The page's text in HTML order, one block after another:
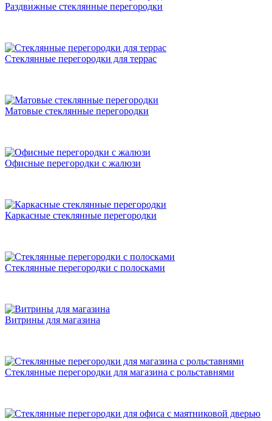
Раздвижные стеклянные перегородки
Стеклянные перегородки для террас
Матовые стеклянные перегородки
Офисные перегородки с жалюзи
Каркасные стеклянные перегородки
Стеклянные перегородки с полосками
Витрины для магазина
Стеклянные перегородки для магазина с рольставнями